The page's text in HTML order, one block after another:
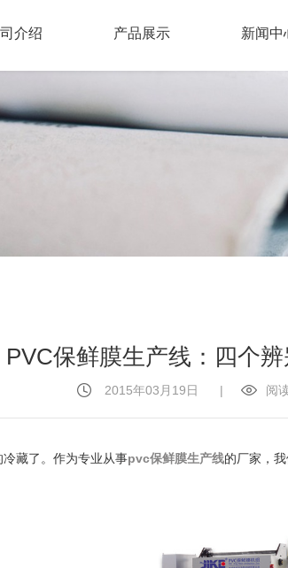
介绍 产品展示 新闻中
PVC保鲜膜生产线：四个
2015年03月19日 | 阅
藏了。作为专业从事pvc保鲜膜生产线的厂家，